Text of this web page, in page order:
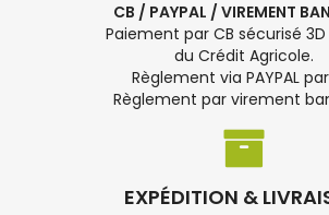
CB / PAYPAL / VIREMENT
Paiement par CB sécurisé
du Crédit Agricole.
Règlement via PAYPAL
Règlement par virement
EXPÉDITION &